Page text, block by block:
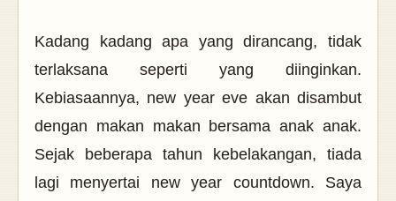
Kadang kadang apa yang dirancang, tidak
terlaksana seperti yang diinginkan.
Kebiasaannya, new year eve akan disambut
dengan makan makan bersama anak anak.
Sejak beberapa tahun kebelakangan, tiada
lagi menyertai new year countdown. Saya